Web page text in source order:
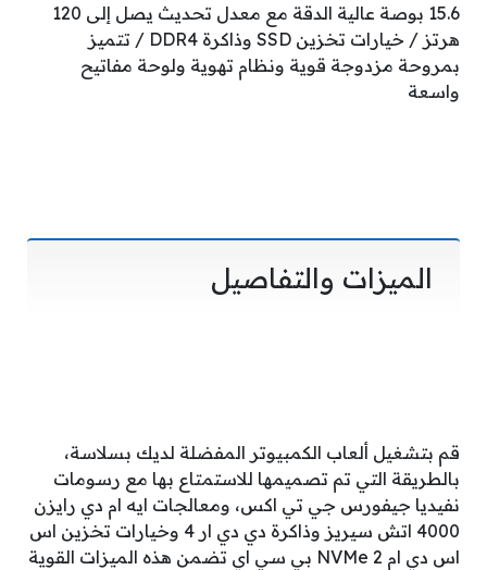
15.6 بوصة عالية الدقة مع معدل تحديث يصل إلى 120
هرتز / خيارات تخزين SSD وذاكرة DDR4 / تتميز
بمروحة مزدوجة قوية ونظام تهوية ولوحة مفاتيح
واسعة
الميزات والتفاصيل
قم بتشغيل ألعاب الكمبيوتر المفضلة لديك بسلاسة،
بالطريقة التي تم تصميمها للاستمتاع بها مع رسومات
نفيديا جيفورس جي تي اكس، ومعالجات ايه ام دي رايزن
4000 اتش سيريز وذاكرة دي دي ار 4 وخيارات تخزين اس
اس دي ام 2 NVMe بي سي اي تضمن هذه الميزات القوية